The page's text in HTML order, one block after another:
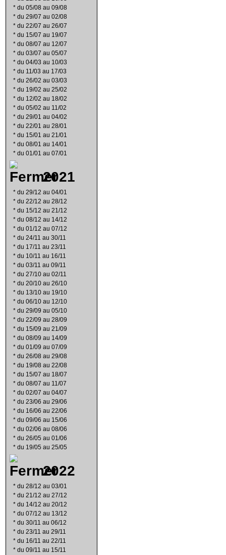
* du 05/08 au 09/08
* du 29/07 au 02/08
* du 22/07 au 26/07
* du 15/07 au 19/07
* du 08/07 au 12/07
* du 03/07 au 05/07
* du 04/03 au 10/03
* du 11/03 au 17/03
* du 26/02 au 03/03
* du 19/02 au 25/02
* du 12/02 au 18/02
* du 05/02 au 11/02
* du 29/01 au 04/02
* du 22/01 au 28/01
* du 15/01 au 21/01
* du 08/01 au 14/01
* du 01/01 au 07/01
2021
* du 29/12 au 04/01
* du 22/12 au 28/12
* du 15/12 au 21/12
* du 08/12 au 14/12
* du 01/12 au 07/12
* du 24/11 au 30/11
* du 17/11 au 23/11
* du 10/11 au 16/11
* du 03/11 au 09/11
* du 27/10 au 02/11
* du 20/10 au 26/10
* du 13/10 au 19/10
* du 06/10 au 12/10
* du 29/09 au 05/10
* du 22/09 au 28/09
* du 15/09 au 21/09
* du 08/09 au 14/09
* du 01/09 au 07/09
* du 26/08 au 29/08
* du 19/08 au 22/08
* du 15/07 au 18/07
* du 08/07 au 11/07
* du 02/07 au 04/07
* du 23/06 au 29/06
* du 16/06 au 22/06
* du 09/06 au 15/06
* du 02/06 au 08/06
* du 26/05 au 01/06
* du 19/05 au 25/05
2022
* du 28/12 au 03/01
* du 21/12 au 27/12
* du 14/12 au 20/12
* du 07/12 au 13/12
* du 30/11 au 06/12
* du 23/11 au 29/11
* du 16/11 au 22/11
* du 09/11 au 15/11